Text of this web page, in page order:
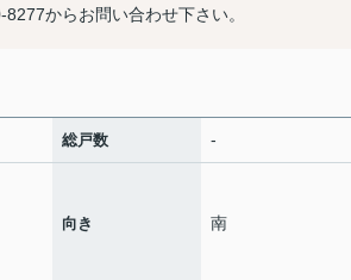
からお問い合わせ下さい。
総戸数 -
向き 南